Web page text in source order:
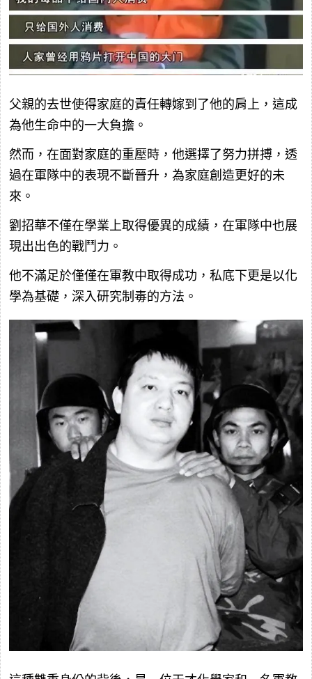
父親的去世使得家庭的責任轉嫁到了他的肩上，這成
為他生命中的一大負擔。
然而，在面對家庭的重壓時，他選擇了努力拼搏，透
過在軍隊中的表現不斷晉升，為家庭創造更好的未
來。
劉招華不僅在學業上取得優異的成績，在軍隊中也展
現出出色的戰鬥力。
他不滿足於僅僅在軍教中取得成功，私底下更是以化
學為基礎，深入研究制毒的方法。